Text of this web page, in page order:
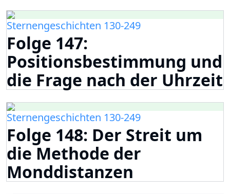
Sternengeschichten 130-249
Folge 147:
Positionsbestimmung und
die Frage nach der Uhrzeit
Sternengeschichten 130-249
Folge 148: Der Streit um
die Methode der
Monddistanzen